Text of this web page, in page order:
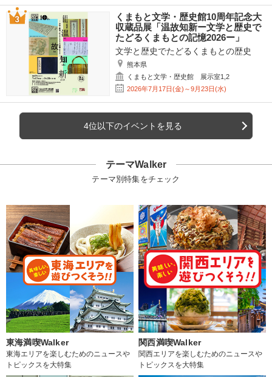
くまもと文学・歴史館10周年記念大
収蔵品展「温故知新ー文学と歴史で
たどるくまもとの記憶2026ー」
文学と歴史でたどるくまもとの歴史
熊本県
くまもと文学・歴史館 展示室1,2
2026年7月17日(金)～9月23日(水)
4位以下のイベントを見る
テーマWalker
テーマ別特集をチェック
東海満喫Walker
東海エリアを楽しむためのニュースや
トピックスを大特集
関西満喫Walker
関西エリアを楽しむためのニュースや
トピックスを大特集